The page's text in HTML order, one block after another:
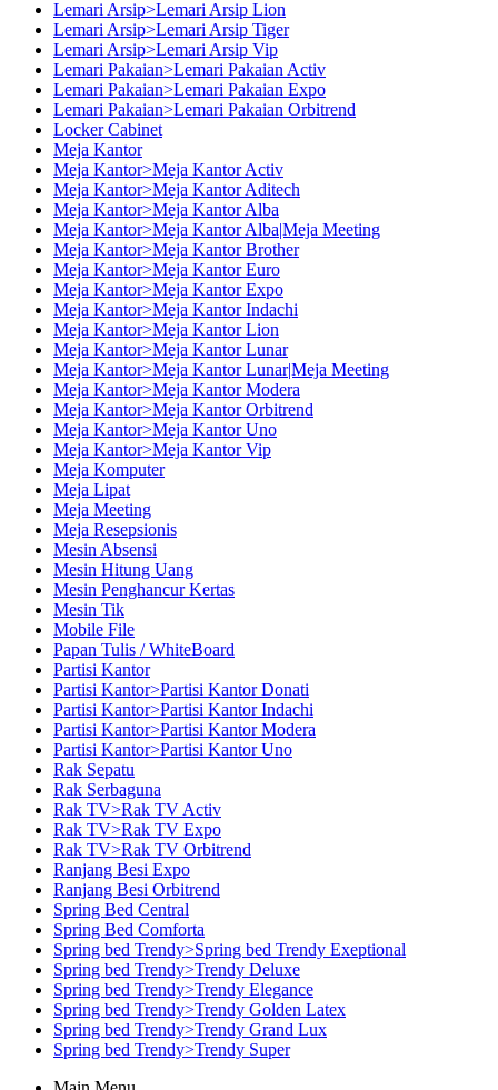
Lemari Arsip>Lemari Arsip Lion
Lemari Arsip>Lemari Arsip Tiger
Lemari Arsip>Lemari Arsip Vip
Lemari Pakaian>Lemari Pakaian Activ
Lemari Pakaian>Lemari Pakaian Expo
Lemari Pakaian>Lemari Pakaian Orbitrend
Locker Cabinet
Meja Kantor
Meja Kantor>Meja Kantor Activ
Meja Kantor>Meja Kantor Aditech
Meja Kantor>Meja Kantor Alba
Meja Kantor>Meja Kantor Alba|Meja Meeting
Meja Kantor>Meja Kantor Brother
Meja Kantor>Meja Kantor Euro
Meja Kantor>Meja Kantor Expo
Meja Kantor>Meja Kantor Indachi
Meja Kantor>Meja Kantor Lion
Meja Kantor>Meja Kantor Lunar
Meja Kantor>Meja Kantor Lunar|Meja Meeting
Meja Kantor>Meja Kantor Modera
Meja Kantor>Meja Kantor Orbitrend
Meja Kantor>Meja Kantor Uno
Meja Kantor>Meja Kantor Vip
Meja Komputer
Meja Lipat
Meja Meeting
Meja Resepsionis
Mesin Absensi
Mesin Hitung Uang
Mesin Penghancur Kertas
Mesin Tik
Mobile File
Papan Tulis / WhiteBoard
Partisi Kantor
Partisi Kantor>Partisi Kantor Donati
Partisi Kantor>Partisi Kantor Indachi
Partisi Kantor>Partisi Kantor Modera
Partisi Kantor>Partisi Kantor Uno
Rak Sepatu
Rak Serbaguna
Rak TV>Rak TV Activ
Rak TV>Rak TV Expo
Rak TV>Rak TV Orbitrend
Ranjang Besi Expo
Ranjang Besi Orbitrend
Spring Bed Central
Spring Bed Comforta
Spring bed Trendy>Spring bed Trendy Exeptional
Spring bed Trendy>Trendy Deluxe
Spring bed Trendy>Trendy Elegance
Spring bed Trendy>Trendy Golden Latex
Spring bed Trendy>Trendy Grand Lux
Spring bed Trendy>Trendy Super